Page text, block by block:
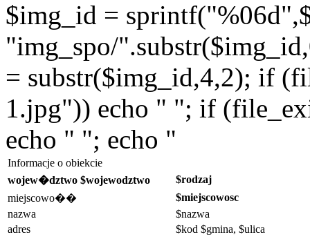
$img_id =
"img_spo/
= substr($img_id,4,2); if
1.jpg")) echo " "; if
echo " "; echo "
Informacje o obiekcie
wojew�dztwo $wojewodztwo
$rodzaj
miejscowo��
$miejscowosc
nazwa
$nazwa
adres
$kod $gmina, $ulica